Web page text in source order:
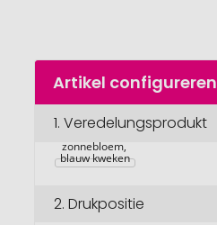
Naar
begin
afbeeldingengalerij
Artikel configureren
1. Veredelungsprodukt
zonnebloem,
blauw kweken
2. Drukpositie